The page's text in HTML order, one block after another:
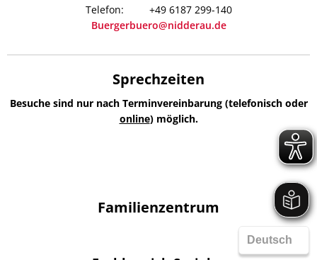
+49 6187 299-140
Buergerbuero@nidderau.de
Sprechzeiten
Besuche sind nur nach Terminvereinbarung (telefonisch oder
online) möglich.
Familienzentrum